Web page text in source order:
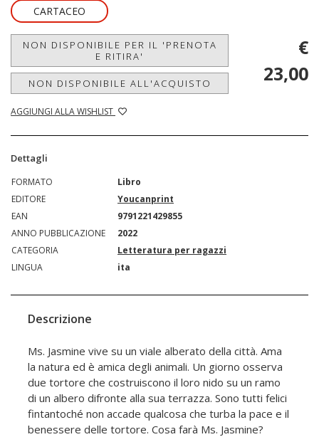
CARTACEO
NON DISPONIBILE PER IL 'PRENOTA
E RITIRA'
NON DISPONIBILE ALL'ACQUISTO
AGGIUNGI ALLA WISHLIST
€
23,00
Dettagli
FORMATO
Libro
EDITORE
Youcanprint
EAN
9791221429855
ANNO PUBBLICAZIONE
2022
CATEGORIA
Letteratura per ragazzi
LINGUA
ita
Descrizione
Ms. Jasmine vive su un viale alberato della città. Ama
la natura ed è amica degli animali. Un giorno osserva
due tortore che costruiscono il loro nido su un ramo
di un albero difronte alla sua terrazza. Sono tutti felici
fintantoché non accade qualcosa che turba la pace e il
benessere delle tortore. Cosa farà Ms. Jasmine?